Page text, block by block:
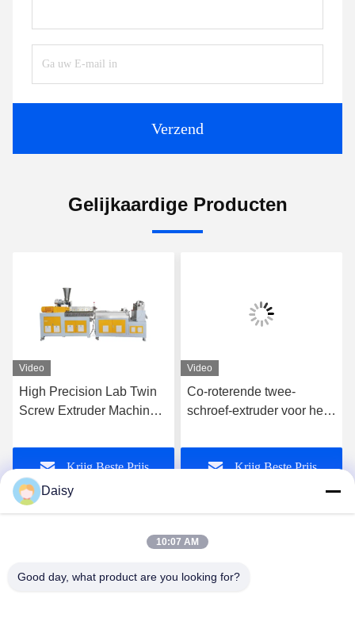
Verzend
Gelijkaardige Producten
Video
High Precision Lab Twin
Screw Extruder Machine
Granulatie Lijn
Krijg Beste Prijs
Video
Co-roterende twee-
schroef-extruder voor het
meesterbatches met een
hoge vulstofKrijg Beste Prijs
Nanjing Henglande Machinery Technology Co.,
Daisy
10:07 AM
Good day, what product are you looking for?